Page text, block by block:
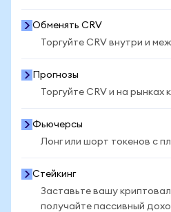
Обменять CRV
Торгуйте CRV внутри и
Прогнозы
Торгуйте CRV и на рынках
Фьючерсы
Лонг или шорт токенов с
Стейкинг
Заставьте вашу
получайте пассивный